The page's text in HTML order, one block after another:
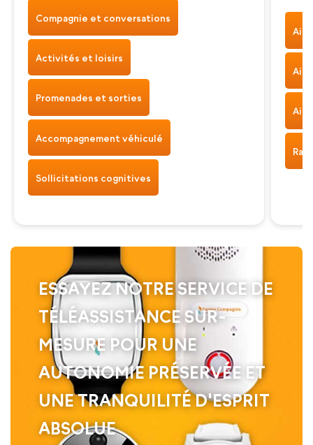
Compagnie et conversations
Activités et loisirs
Promenades et sorties
Accompagnement véhiculé
Sollicitations cognitives
ESSAYEZ NOTRE SERVICE DE
TÉLÉASSISTANCE SUR-
MESURE POUR UNE
AUTONOMIE PRÉSERVÉE ET
UNE TRANQUILITÉ D'ESPRIT
ABSOLUE